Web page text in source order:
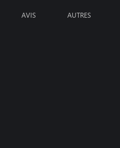
AVIS AUTRES